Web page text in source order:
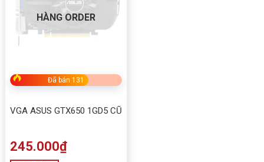
HÀNG ORDER
Đã bán 131
VGA ASUS GTX650 1GD5 CŨ
245.000₫